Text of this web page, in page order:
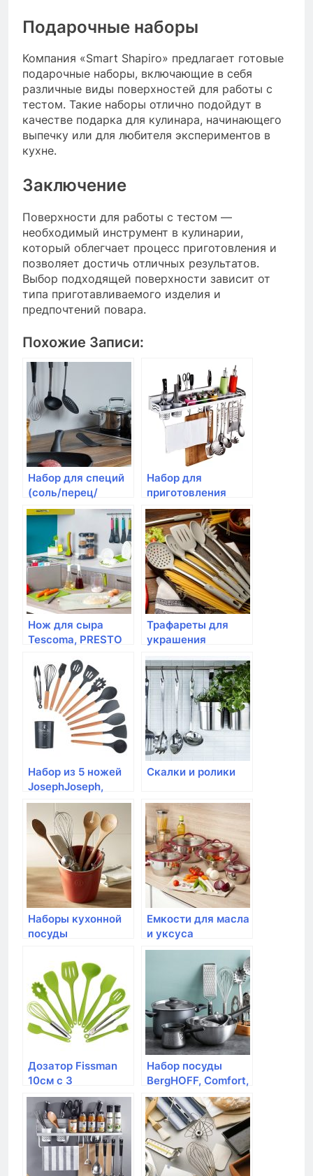
Подарочные наборы
Компания «Smart Shapiro» предлагает готовые
подарочные наборы, включающие в себя
различные виды поверхностей для работы с
тестом. Такие наборы отлично подойдут в
качестве подарка для кулинара, начинающего
выпечку или для любителя экспериментов в
кухне.
Заключение
Поверхности для работы с тестом —
необходимый инструмент в кулинарии,
который облегчает процесс приготовления и
позволяет достичь отличных результатов.
Выбор подходящей поверхности зависит от
типа приготавливаемого изделия и
предпочтений повара.
Похожие Записи:
Набор для специй
(соль/перец/
уксус/масло), IBILI
Набор для
приготовления
пирожных
Silikomart, Ice Glow
Нож для сыра
Tescoma, PRESTO
Трафареты для
украшения
шт
Набор из 5 ножей
JosephJoseph,
Elevate Carousel в
подставке
Скалки и ролики
Наборы кухонной
посуды
Емкости для масла
и уксуса
STONELINE,
Дозатор Fissman
10см с 3
насадками для
глазури (силикон)
Набор посуды
BergHOFF, Comfort,
7 предметов